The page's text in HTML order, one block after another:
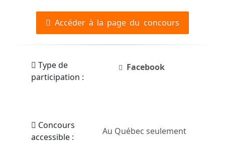
Accéder à la page du concours
Type de
participation :
Facebook
Concours
accessible :
Au Québec seulement